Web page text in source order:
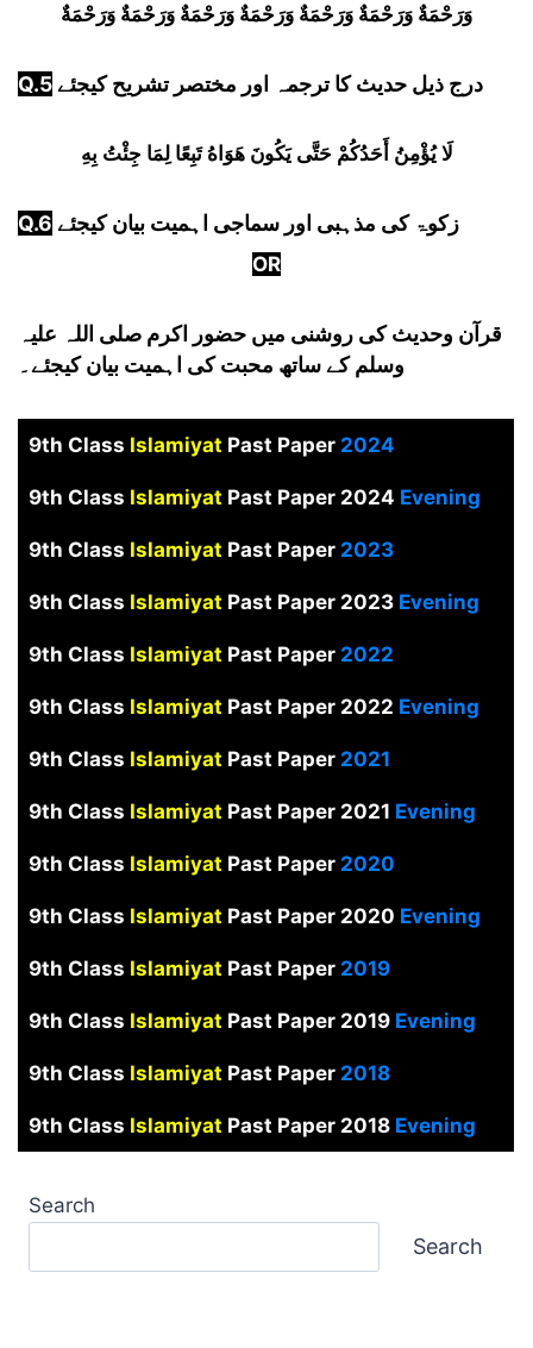
وَرَحْمَةٌ وَرَحْمَةٌ وَرَحْمَةٌ وَرَحْمَةٌ وَرَحْمَةٌ وَرَحْمَةٌ وَرَحْمَةٌ
Q.5 درج ذیل حدیث کا ترجمہ اور مختصر تشریح کیجئے
لَا يُؤْمِنُ أَحَدُكُمْ حَتَّى يَكُونَ هَوَاهُ تَبِعًا لِمَا جِئْتُ بِهِ
Q.6 زکوۃ کی مذہبی اور سماجی اہمیت بیان کیجئے
OR
قرآن وحدیث کی روشنی میں حضور اکرم صلی اللہ علیہ
وسلم کے ساتھ محبت کی اہمیت بیان کیجئے۔
9th Class Islamiyat Past Paper2024
9th Class Islamiyat Past Paper 2024 Evening
9th Class Islamiyat Past Paper2023
9th Class Islamiyat Past Paper 2023Evening
9th Class Islamiyat Past Paper 2022
9th Class Islamiyat Past Paper 2022 Evening
9th Class Islamiyat Past Paper 2021
9th Class Islamiyat Past Paper 2021 Evening
9th Class Islamiyat Past Paper 2020
9th Class Islamiyat Past Paper 2020 Evening
9th Class Islamiyat Past Paper2019
9th Class Islamiyat Past Paper 2019 Evening
9th Class Islamiyat Past Paper2018
9th Class Islamiyat Past Paper 2018Evening
Search
Search